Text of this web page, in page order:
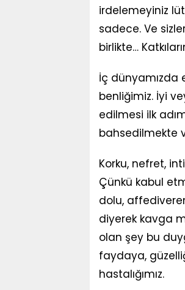
irdelemeyiniz
sadece. Ve
birlikte…
İç dünyamızda
benliğimiz. İyi
edilmesi ilk
bahsedilmekte
Korku, nefret,
Çünkü kabul
dolu,
diyerek kavga
olan şey bu
faydaya,
hastalığımız.